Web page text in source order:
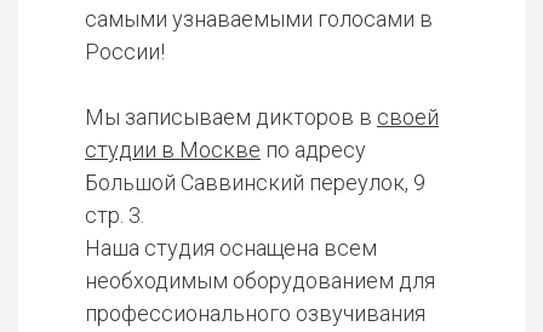
самыми узнаваемыми голосами в
России!
Мы записываем дикторов в своей
студии в Москве по адресу
Большой Саввинский переулок, 9
стр. 3.
Наша студия оснащена всем
необходимым оборудованием для
профессионального озвучивания